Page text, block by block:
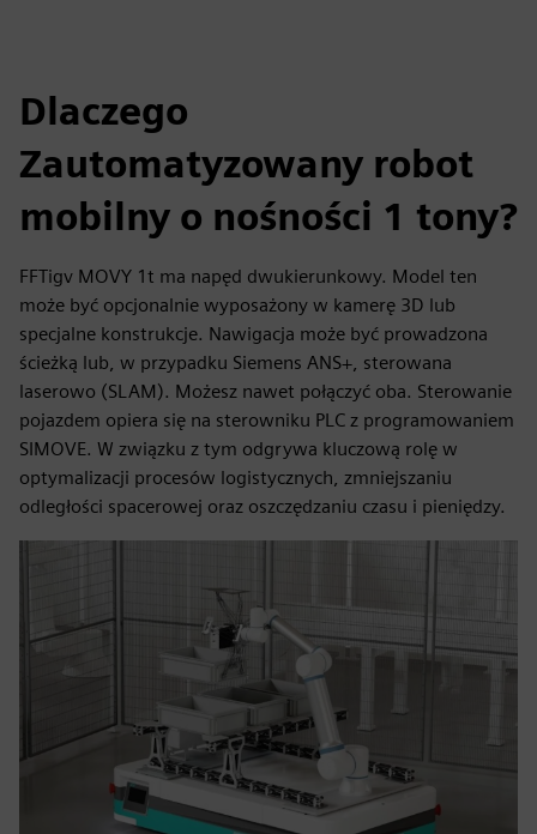
Dlaczego
Zautomatyzowany robot
mobilny o nośności 1 tony?
FFTigv MOVY 1t ma napęd dwukierunkowy. Model ten
może być opcjonalnie wyposażony w kamerę 3D lub
specjalne konstrukcje. Nawigacja może być prowadzona
ścieżką lub, w przypadku Siemens ANS+, sterowana
laserowo (SLAM). Możesz nawet połączyć oba. Sterowanie
pojazdem opiera się na sterowniku PLC z programowaniem
SIMOVE. W związku z tym odgrywa kluczową rolę w
optymalizacji procesów logistycznych, zmniejszaniu
odległości spacerowej oraz oszczędzaniu czasu i pieniędzy.